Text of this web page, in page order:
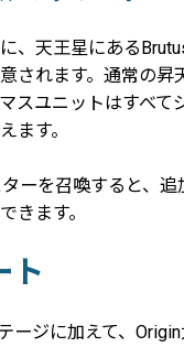
、天王星にある
されます。通常の昇
スユニットはすべて
ます。
ーを召喚すると、追
きます。
ト
ージに加えて、